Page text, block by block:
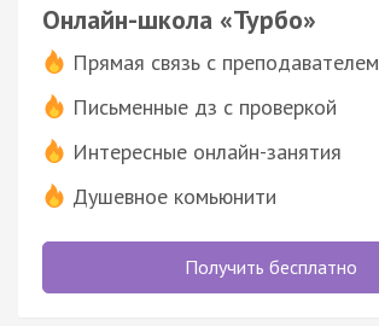
Онлайн-школа «Турбо»
Прямая связь с преподавателем
Письменные дз с проверкой
Интересные онлайн-занятия
Душевное комьюнити
Получить бесплатно